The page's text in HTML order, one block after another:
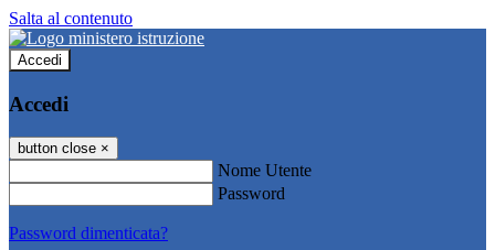
Salta al contenuto
Accedi
Accedi
button close ×
Nome Utente
Password
Password dimenticata?